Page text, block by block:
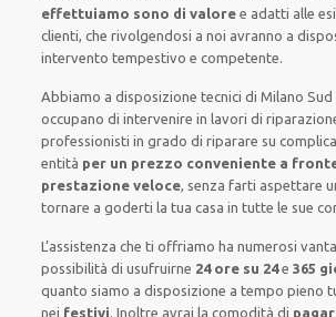
effettuiamo sono di valore e adatti alle
clienti, che rivolgendosi a noi avranno a
interventotempestivo e competente.
Abbiamo a disposizionetecnici di Milano Sud
occupano di intervenirein lavori di
professionistiin grado di riparare su
entità per un prezzo conveniente a
prestazione veloce, senza farti aspettare
tornare a goderti la tua casa in tutte le sue
L’assistenza che tioffriamo ha numerosi
possibilità di usufruirne 24 ore su 24e 365
quanto siamo a disposizione a tempo pieno
nei festivi.Inoltre avrai la comodità di